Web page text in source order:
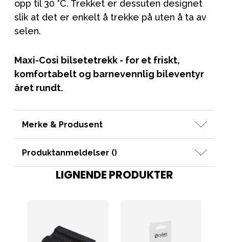
opp til 30 °C. Trekket er dessuten designet
slik at det er enkelt å trekke på uten å ta av
selen.
Maxi-Cosi bilsetetrekk - for et friskt,
komfortabelt og barnevennlig bileventyr
året rundt.
Merke & Produsent
Produktanmeldelser ()
LIGNENDE PRODUKTER